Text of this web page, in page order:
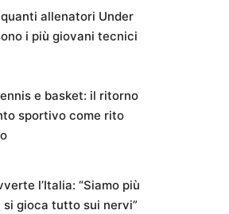
allenatori Under
i più giovani tecnici
e basket: il ritorno
sportivo come rito
l’Italia: “Siamo più
si gioca tutto sui nervi”